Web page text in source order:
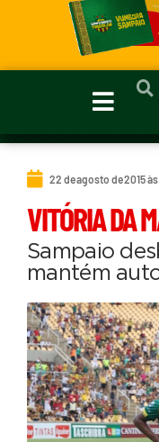
22 de agosto de 2015 às
VITÓRIA DA
Sampaio
mantém